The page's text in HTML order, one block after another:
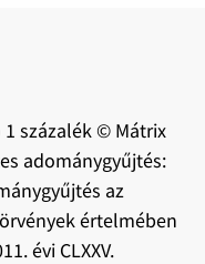
százalék © Mátrix
adománygyűjtés:
az
értelmében
évi CLXXV.